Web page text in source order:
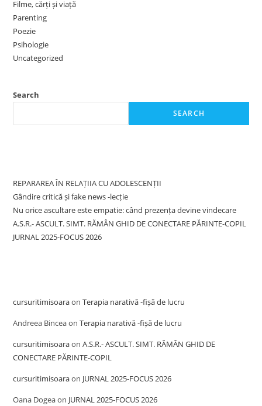
Filme, cărți și viață
Parenting
Poezie
Psihologie
Uncategorized
Search
SEARCH
REPARAREA ÎN RELAȚIIA CU ADOLESCENȚII
Gândire critică și fake news -lecție
Nu orice ascultare este empatie: când prezența devine vindecare
A.S.R.- ASCULT. SIMT. RĂMÂN GHID DE CONECTARE PĂRINTE-COPIL
JURNAL 2025-FOCUS 2026
cursuritimisoaraonTerapia narativă -fișă de lucru
Andreea BinceaonTerapia narativă -fișă de lucru
cursuritimisoaraonA.S.R.- ASCULT. SIMT. RĂMÂN GHID DE
CONECTARE PĂRINTE-COPIL
cursuritimisoaraon JURNAL 2025-FOCUS 2026
Oana Dogeaon JURNAL 2025-FOCUS 2026